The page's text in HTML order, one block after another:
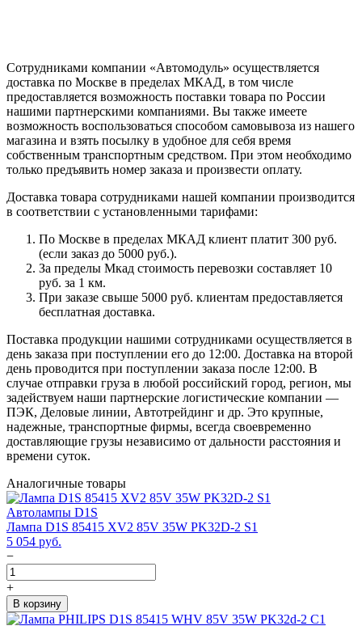
Сотрудниками компании «Автомодуль» осуществляется
доставка по Москве в пределах МКАД, в том числе
предоставляется возможность поставки товара по России
нашими партнерскими компаниями. Вы также имеете
возможность воспользоваться способом самовывоза из нашего
магазина и взять посылку в удобное для себя время
собственным транспортным средством. При этом необходимо
только предъявить номер заказа и произвести оплату.
Доставка товара сотрудниками нашей компании производится
в соответствии с установленными тарифами:
По Москве в пределах МКАД клиент платит 300 руб.
(если заказ до 5000 руб.).
За пределы Мкад стоимость перевозки составляет 10
руб. за 1 км.
При заказе свыше 5000 руб. клиентам предоставляется
бесплатная доставка.
Поставка продукции нашими сотрудниками осуществляется в
день заказа при поступлении его до 12:00. Доставка на второй
день проводится при поступлении заказа после 12:00. В
случае отправки груза в любой российский город, регион, мы
задействуем наши партнерские логистические компании —
ПЭК, Деловые линии, Автотрейдинг и др. Это крупные,
надежные, транспортные фирмы, всегда своевременно
доставляющие грузы независимо от дальности расстояния и
времени суток.
Аналогичные товары
Автолампы D1S
Лампа D1S 85415 XV2 85V 35W PK32D-2 S1
5 054 руб.
−
+
В корзину